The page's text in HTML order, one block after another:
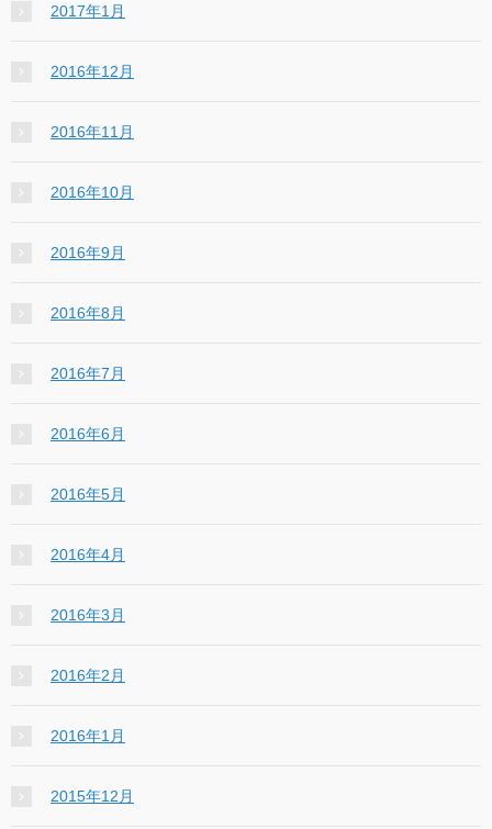
2017年1月
2016年12月
2016年11月
2016年10月
2016年9月
2016年8月
2016年7月
2016年6月
2016年5月
2016年4月
2016年3月
2016年2月
2016年1月
2015年12月